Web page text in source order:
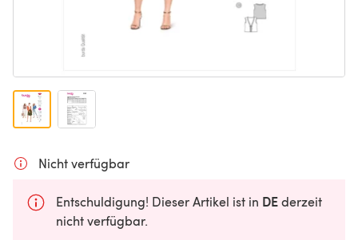
Nicht verfügbar
Entschuldigung! Dieser Artikel ist in DEderzeit
nicht verfügbar.